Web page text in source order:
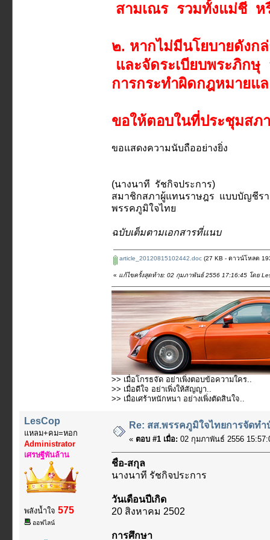
สามเณร รวมทั้งแม่ชี ห
๒. หากไม่มีนโยบายดังก
และจัดระเบียบพระภิก
การกระทำผิดกฎหมายแ
ขอให้ตอบในที่ประชุมสภา
ขอแสดงความนับถืออย่างยิ่ง
(นางนาที รัชกิจประการ)
สมาชิกสภาผู้แทนราษฎร แบบบัญชีร
พรรคภูมิใจไทย
ฉบับเต็มตามเอกสารที่แนบ
article_20120815102442.doc(27 KB - ดาวน์โหลด
« แก้ไขครั้งสุดท้าย: 02 กุมภาพันธ์ 2556 17:16:45 โดย
>> เมื่อโกรธจัด อย่าเพิ่งตอบข้อความใคร..
>> เมื่อดีใจ อย่าเพิ่งให้สัญญา..
>> เมื่อเศร้าหนักหนา อย่างเพิ่งตัดสินใจ..
LesCop
แหลม+คม=หอก
Administrator
เศรษฐีพันล้าน
พลังน้ำใจ 575
ออฟไลน์
Re: สส.พรรคภูมิใจไทยการจัดท
« ตอบ #1 เมื่อ: 02 กุมภาพันธ์ 2556
ชื่อ-สกุล
นางนาที รัชกิจประการ
วันเดือนปีเกิด
20 สิงหาคม 2502
การศึกษา